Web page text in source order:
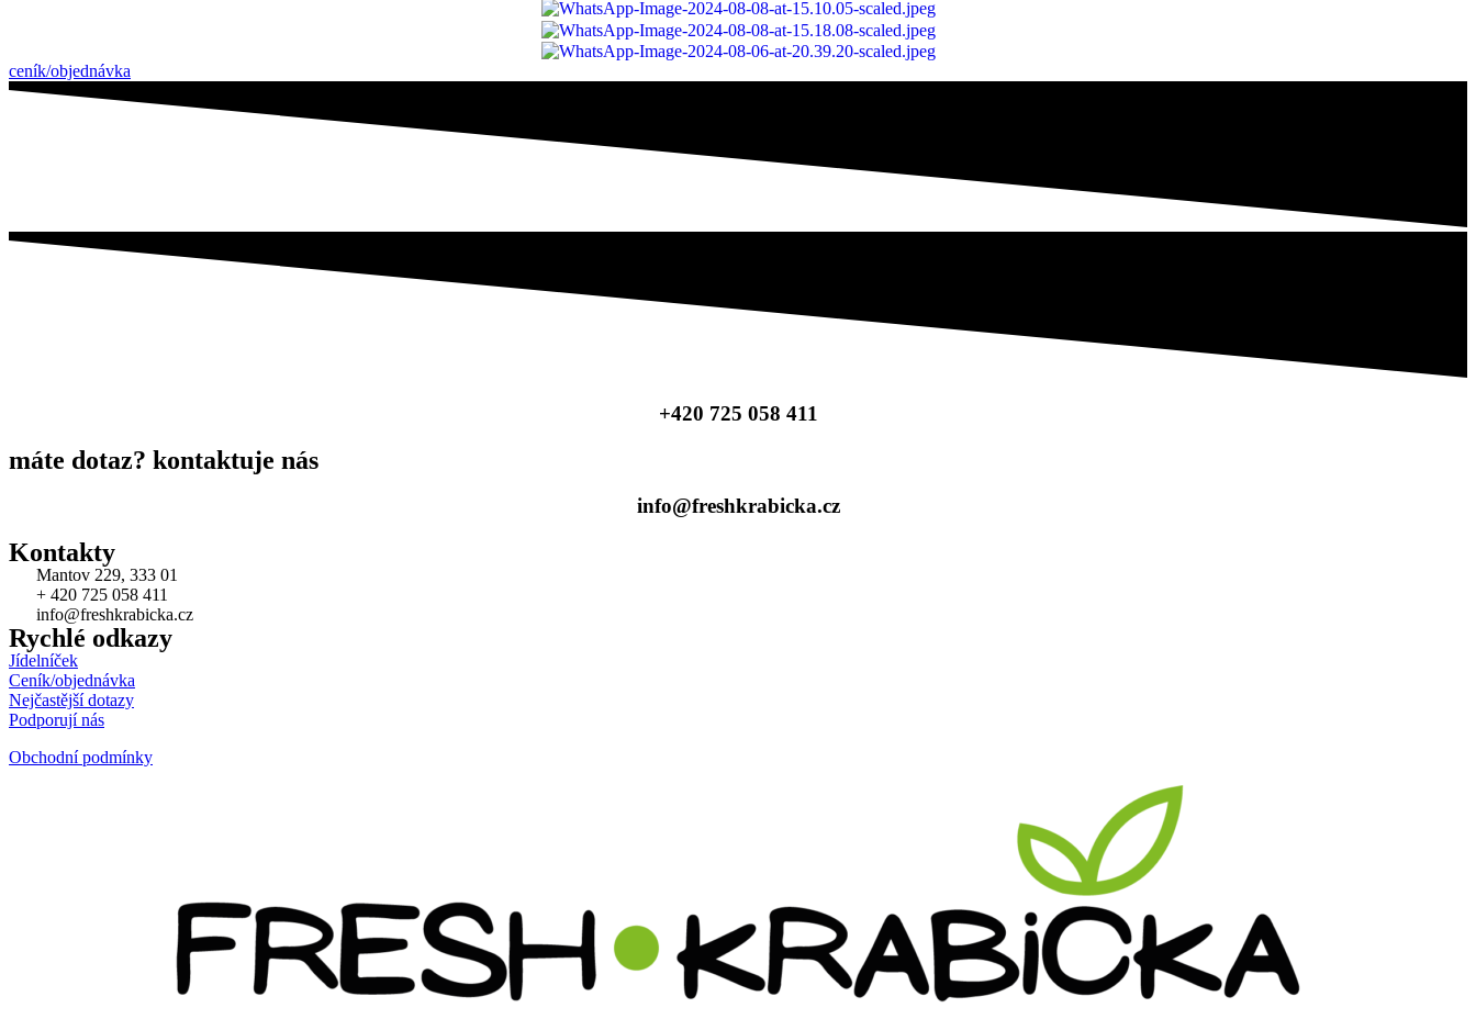
ceník/objednávka
+420 725 058 411
máte dotaz? kontaktuje nás
info@freshkrabicka.cz
Kontakty
Mantov 229, 333 01
+ 420 725 058 411
info@freshkrabicka.cz
Rychlé odkazy
Jídelníček
Ceník/objednávka
Nejčastější dotazy
Podporují nás
Obchodní podmínky